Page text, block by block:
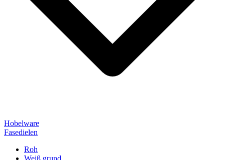
Hobelware
Fasedielen
Roh
Weiß grund.